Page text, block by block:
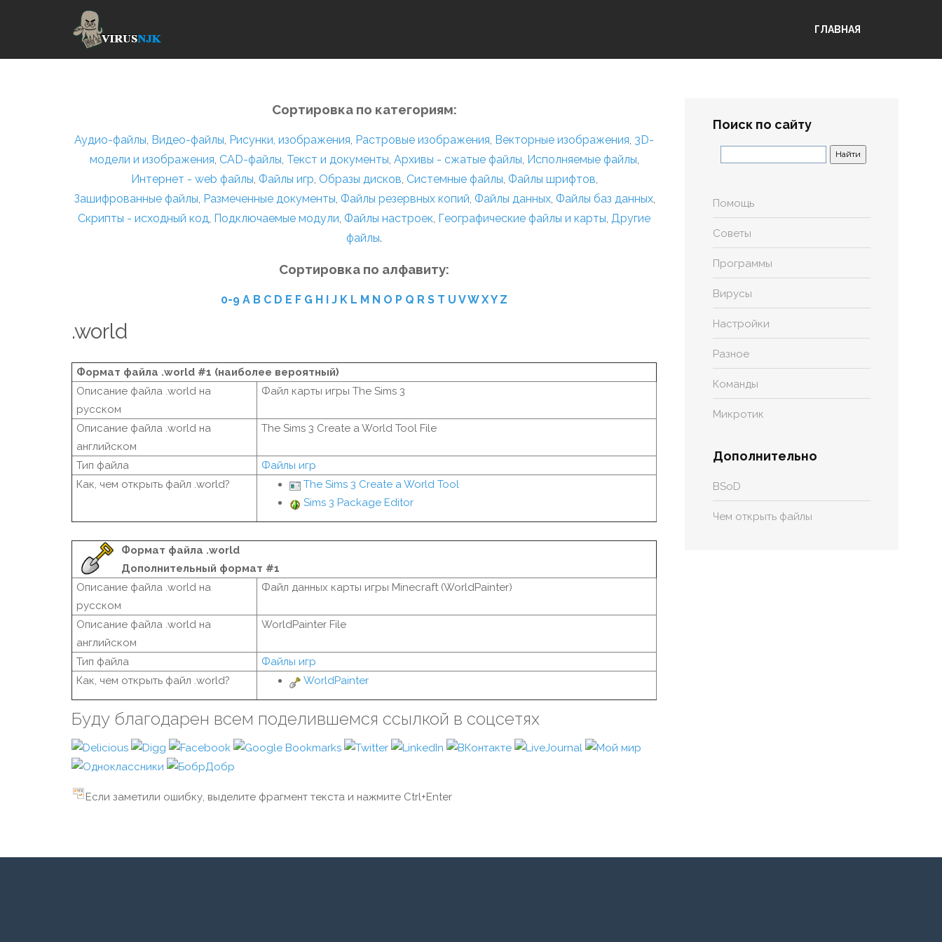
ГЛАВНАЯ
Сортировка по категориям:
Аудио-файлы, Видео-файлы, Рисунки, изображения, Растровые изображения, Векторные изображения, 3D-
модели и изображения, CAD-файлы, Текст и документы, Архивы - сжатые файлы, Исполняемые файлы,
Интернет - web файлы, Файлы игр, Образы дисков, Системные файлы, Файлы шрифтов,
Зашифрованные файлы, Размеченные документы, Файлы резервных копий, Файлы данных, Файлы баз данных,
Скрипты - исходный код, Подключаемые модули, Файлы настроек, Географические файлы и карты, Другие
файлы.
Сортировка по алфавиту:
0-9 A B C D E F G H I J K L M N O P Q R S T U VW XY Z
.world
Формат файла .world #1 (наиболее вероятный)
Описание файла .world на
русском
Файл карты игры The Sims 3
Описание файла .world на
английском
The Sims 3 Create a World Tool File
Тип файла
Файлы игр
Как, чем открыть файл .world?
The Sims 3 Create a World Tool
Sims 3 Package Editor
Формат файла .world
Дополнительный формат #1
Описание файла .world на
русском
Файл данных карты игры Minecraft (WorldPainter)
Описание файла .world на
английском
WorldPainter File
Тип файла
Файлы игр
Как, чем открыть файл .world?
WorldPainter
Буду благодарен всем поделившемся ссылкой в соцсетях
Если заметили ошибку, выделите фрагмент текста и нажмите Ctrl+Enter
Поиск по сайту
Помощь
Советы
Программы
Вирусы
Настройки
Разное
Команды
Микротик
Дополнительно
BSoD
Чем открыть файлы